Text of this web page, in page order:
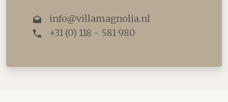
info@villamagnolia.nl
+31 (0) 118 - 581 980